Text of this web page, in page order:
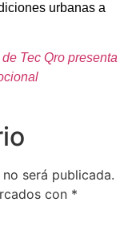
urbanas a
Tec Qro presenta
será publicada.
con *